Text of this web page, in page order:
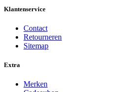
Klantenservice
Contact
Retourneren
Sitemap
Extra
Merken